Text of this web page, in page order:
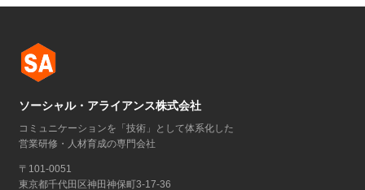
ソーシャル・アライアンス株式会社
コミュニケーションを「技術」として体系化した
営業研修・人材育成の専門会社
〒101-0051
東京都千代田区神田神保町3-17-36